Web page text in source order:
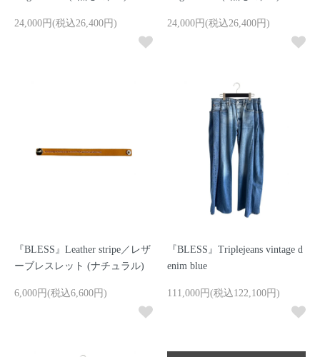
24,000円(税込26,400円) 24,000円(税込26,400円)
『BLESS』Leather stripe／レザ
ーブレスレット (ナチュラル)
6,000円(税込6,600円)
『BLESS』Triplejeans vintage d
enim blue
111,000円(税込122,100円)